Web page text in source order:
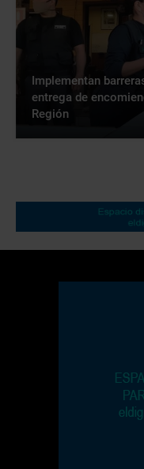
Implementan
entrega de
Región